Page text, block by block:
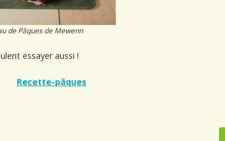
de Pâques de Mewenn
essayer aussi !
Recette-pâques